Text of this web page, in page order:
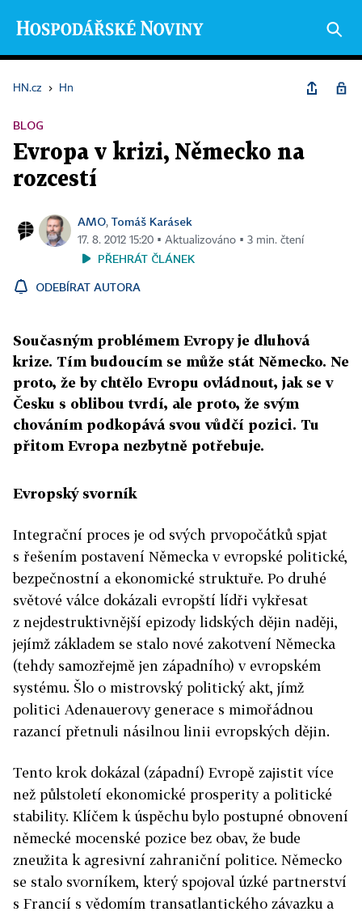
HN.cz › Hn
BLOG
Evropa v krizi, Německo na
rozcestí
AMO, Tomáš Karásek
17. 8. 2012 15:20 ▪ Aktualizováno ▪ 3 min. čtení
PŘEHRÁT ČLÁNEK
ODEBÍRAT AUTORA
Současným problémem Evropy je dluhová
krize. Tím budoucím se může stát Německo. Ne
proto, že by chtělo Evropu ovládnout, jak se v
Česku s oblibou tvrdí, ale proto, že svým
chováním podkopává svou vůdčí pozici. Tu
přitom Evropa nezbytně potřebuje.
Evropský svorník
Integrační proces je od svých prvopočátků spjat
s řešením postavení Německa v evropské politické,
bezpečnostní a ekonomické struktuře. Po druhé
světové válce dokázali evropští lídři vykřesat
z nejdestruktivnější epizody lidských dějin naději,
jejímž základem se stalo nové zakotvení Německa
(tehdy samozřejmě jen západního) v evropském
systému. Šlo o mistrovský politický akt, jímž
politici Adenauerovy generace s mimořádnou
razancí přetnuli násilnou linii evropských dějin.
Tento krok dokázal (západní) Evropě zajistit více
než půlstoletí ekonomické prosperity a politické
stability. Klíčem k úspěchu bylo postupné obnovení
německé mocenské pozice bez obav, že bude
zneužita k agresivní zahraniční politice. Německo
se stalo svorníkem, který spojoval úzké partnerství
s Francií s vědomím transatlantického závazku a